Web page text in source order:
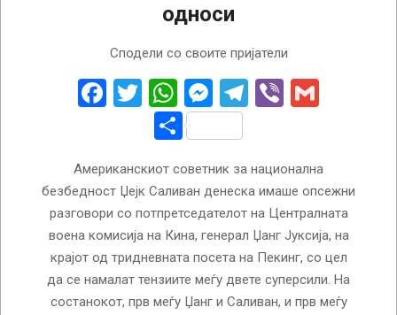
односи
Сподели со своите пријатели
Facebook
Twitter
WhatsApp
Messenger
Telegram
Viber
Share
Американскиот советник за национална
безбедност Џејк Саливан денеска имаше опсежни
разговори со потпретседателот на Централната
воена комисија на Кина, генерал Џанг Јуксија, на
крајот од тридневната посета на Пекинг, со цел
да се намалат тензиите меѓу двете суперсили. На
состанокот, прв меѓу Џанг и Саливан, и прв меѓу